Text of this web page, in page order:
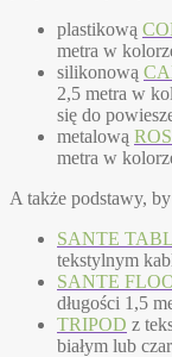
plastikową
metra w
silikonową
2,5 metra w
się do
metalową
metra w
A także podstawy,
SANTE
tekstylnym
SANTE
długości 1,5
TRIPOD z
białym lub